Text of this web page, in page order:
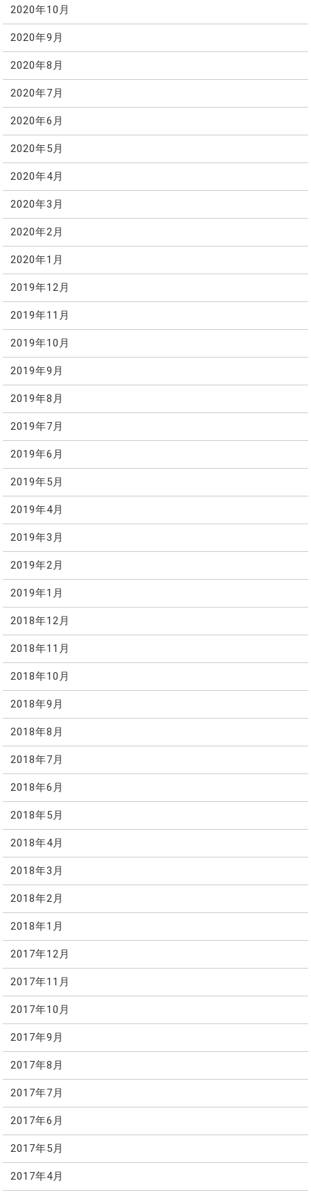
2020年10月
2020年9月
2020年8月
2020年7月
2020年6月
2020年5月
2020年4月
2020年3月
2020年2月
2020年1月
2019年12月
2019年11月
2019年10月
2019年9月
2019年8月
2019年7月
2019年6月
2019年5月
2019年4月
2019年3月
2019年2月
2019年1月
2018年12月
2018年11月
2018年10月
2018年9月
2018年8月
2018年7月
2018年6月
2018年5月
2018年4月
2018年3月
2018年2月
2018年1月
2017年12月
2017年11月
2017年10月
2017年9月
2017年8月
2017年7月
2017年6月
2017年5月
2017年4月